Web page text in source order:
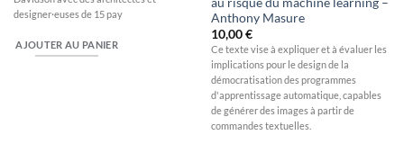
designer·euses de 15 pay
AJOUTER AU PANIER
Anthony Masure
10,00€
Ce texte vise à expliquer et à évaluer les
implications pour le design de la
démocratisation des programmes
d'apprentissage automatique, capables
de générer des images à partir de
commandes textuelles.